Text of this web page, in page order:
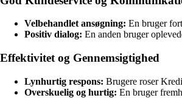
Velbehandlet ansøgning: En bruger
Positiv dialog: En anden bruger
Effektivitet og Gennemsigtighed
Lynhurtig respons: Brugere roser
Overskuelig og hurtig: En bruger